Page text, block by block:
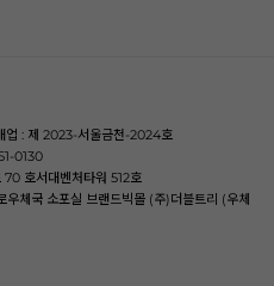
업 : 제 2023-서울금천-2024호
0130
70 호서대벤처타워 512호
체국 소포실 브랜드빅몰 (주)더블트리 (우체